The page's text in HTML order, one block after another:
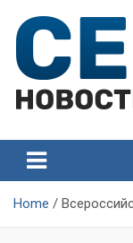
content
Севастополя
Home